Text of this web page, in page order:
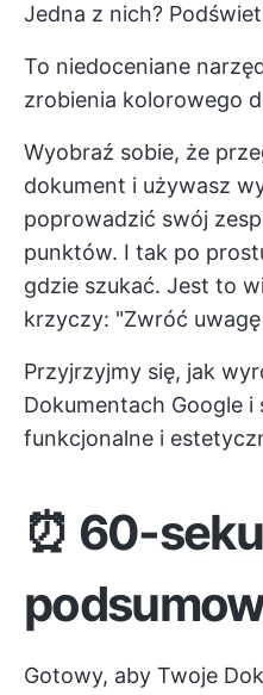
Jedna z nich?
To niedoceniane
zrobienia kolorowego
Wyobraź sobie, że
dokument i używasz
poprowadzić swój
punktów. I tak po
gdzie szukać. Jest to
krzyczy: "Zwróć
Przyjrzyjmy się, jak
Dokumentach Google i
funkcjonalne i
⏰ 60-
Gotowy, aby Twoje